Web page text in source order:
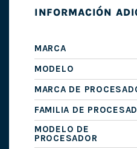
INFORMACIÓN
MARCA
MODELO
MARCA DE
FAMILIA DE
MODELO DE
PROCESADOR